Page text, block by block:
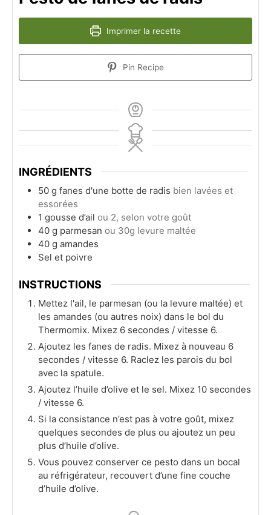
Imprimer la recette
Pin Recipe
INGRÉDIENTS
50 g fanes d'une botte de radis bien lavées et
essorées
1 gousse d’ail ou 2, selon votre goût
40 g parmesan ou 30g levure maltée
40 g amandes
Sel et poivre
INSTRUCTIONS
Mettez l'ail, le parmesan (ou la levure maltée) et
les amandes (ou autres noix) dans le bol du
Thermomix. Mixez 6 secondes / vitesse 6.
Ajoutez les fanes de radis. Mixez à nouveau 6
secondes / vitesse 6. Raclez les parois du bol
avec la spatule.
Ajoutez l’huile d’olive et le sel. Mixez 10 secondes
/ vitesse 6.
Si la consistance n’est pas à votre goût, mixez
quelques secondes de plus ou ajoutez un peu
plus d’huile d’olive.
Vous pouvez conserver ce pesto dans un bocal
au réfrigérateur, recouvert d’une fine couche
d’huile d’olive.